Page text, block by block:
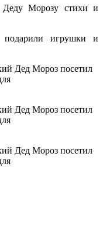
Деду Морозу стихи и
подарили игрушки и